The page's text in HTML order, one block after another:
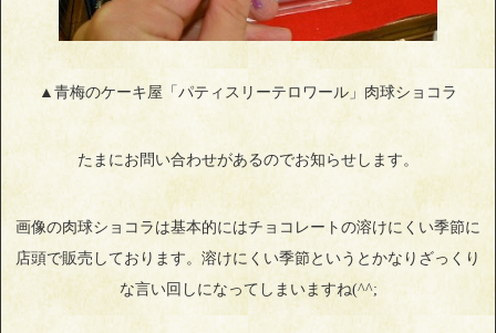
▲青梅のケーキ屋「パティスリーテロワール」肉球ショコラ
たまにお問い合わせがあるのでお知らせします。
画像の肉球ショコラは基本的にはチョコレートの溶けにくい季節に
店頭で販売しております。溶けにくい季節というとかなりざっくり
な言い回しになってしまいますね(^^;